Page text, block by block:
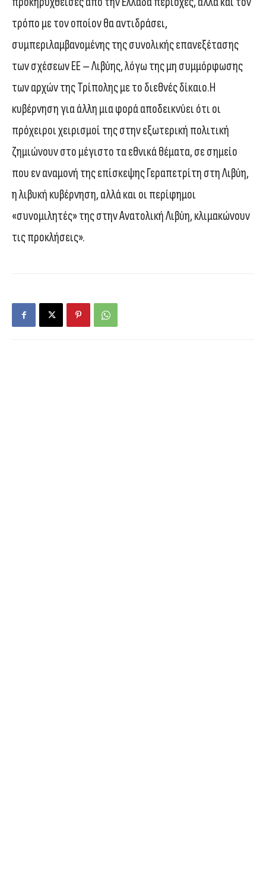
τρόπο με τον οποίον θα αντιδράσει,
συμπεριλαμβανομένης της συνολικής επανεξέτασης
των σχέσεων ΕΕ – Λιβύης, λόγω της μη συμμόρφωσης
των αρχών της Τρίπολης με το διεθνές δίκαιο.Η
κυβέρνηση για άλλη μια φορά αποδεικνύει ότι οι
πρόχειροι χειρισμοί της στην εξωτερική πολιτική
ζημιώνουν στο μέγιστο τα εθνικά θέματα, σε σημείο
που εν αναμονή της επίσκεψης Γεραπετρίτη στη Λιβύη,
η λιβυκή κυβέρνηση, αλλά και οι περίφημοι
«συνομιλητές» της στην Ανατολική Λιβύη, κλιμακώνουν
τις προκλήσεις».